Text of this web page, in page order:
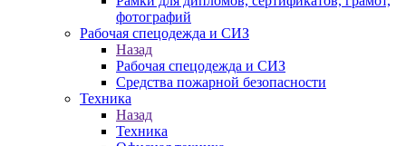
фотографий
Рабочая спецодежда и СИЗ
Назад
Рабочая спецодежда и СИЗ
Средства пожарной безопасности
Техника
Назад
Техника